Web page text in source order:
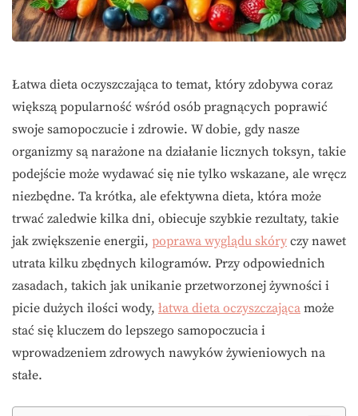
Łatwa dieta oczyszczająca to temat, który zdobywa coraz
większą popularność wśród osób pragnących poprawić
swoje samopoczucie i zdrowie. W dobie, gdy nasze
organizmy są narażone na działanie licznych toksyn, takie
podejście może wydawać się nie tylko wskazane, ale wręcz
niezbędne. Ta krótka, ale efektywna dieta, która może
trwać zaledwie kilka dni, obiecuje szybkie rezultaty, takie
jak zwiększenie energii, poprawa wyglądu skóry czy nawet
utrata kilku zbędnych kilogramów. Przy odpowiednich
zasadach, takich jak unikanie przetworzonej żywności i
picie dużych ilości wody, łatwa dieta oczyszczająca może
stać się kluczem do lepszego samopoczucia i
wprowadzeniem zdrowych nawyków żywieniowych na
stałe.